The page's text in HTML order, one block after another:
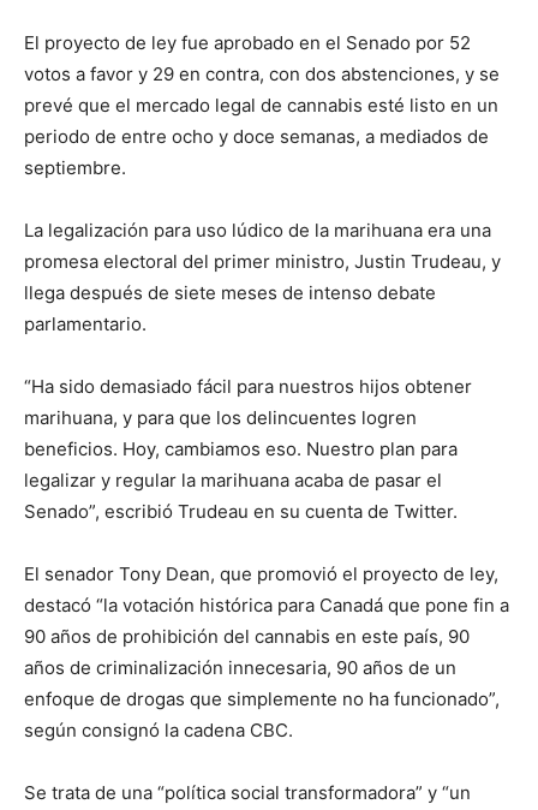
El proyecto de ley fue aprobado en el Senado por 52
votos a favor y 29 en contra, con dos abstenciones, y se
prevé que el mercado legal de cannabis esté listo en un
periodo de entre ocho y doce semanas, a mediados de
septiembre.
La legalización para uso lúdico de la marihuana era una
promesa electoral del primer ministro, Justin Trudeau, y
llega después de siete meses de intenso debate
parlamentario.
“Ha sido demasiado fácil para nuestros hijos obtener
marihuana, y para que los delincuentes logren
beneficios. Hoy, cambiamos eso. Nuestro plan para
legalizar y regular la marihuana acaba de pasar el
Senado”, escribió Trudeau en su cuenta de Twitter.
El senador Tony Dean, que promovió el proyecto de ley,
destacó “la votación histórica para Canadá que pone fin a
90 años de prohibición del cannabis en este país, 90
años de criminalización innecesaria, 90 años de un
enfoque de drogas que simplemente no ha funcionado”,
según consignó la cadena CBC.
Se trata de una “política social transformadora” y “un